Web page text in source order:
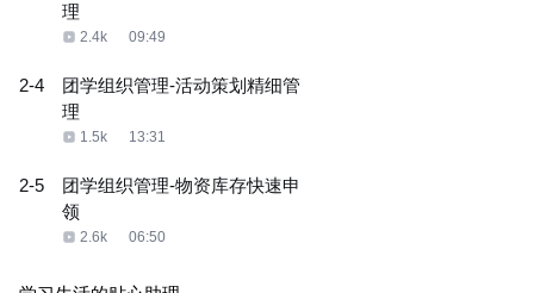
理
2.4k 09:49
2-4
团学组织管理-活动策划精细管
理
1.5k 13:31
2-5
团学组织管理-物资库存快速申
领
2.6k 06:50